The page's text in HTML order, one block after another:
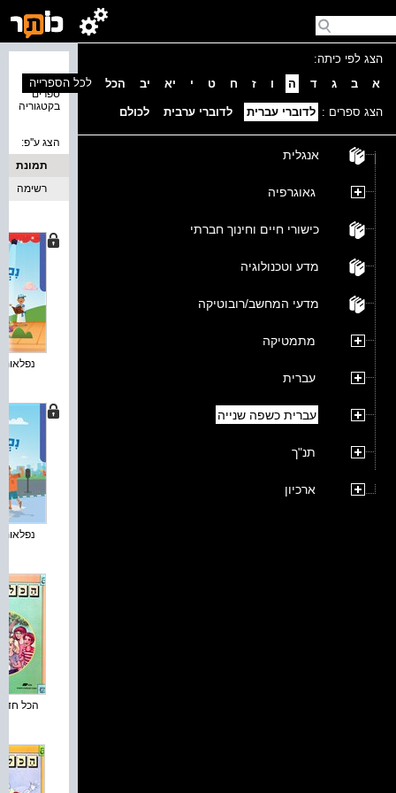
הצג לפי כיתה:
א
ב ג ד ה ו ז ח ט י יא יב הכל
הצג ספרים : לדוברי עברית לדוברי ערבית לכולם
אנגלית
גאוגרפיה
כישורי חיים וחינוך חברתי
מדע וטכנולוגיה
מדעי המחשב/רובוטיקה
מתמטיקה
עברית
עברית כשפה שנייה
תנ"ך
ארכיון
ספרים
בקטגוריה
לכל הספרייה
הצג ע''פ:
תמונת
כריכה
רשימה
נפלאות
נפלאות
הכל